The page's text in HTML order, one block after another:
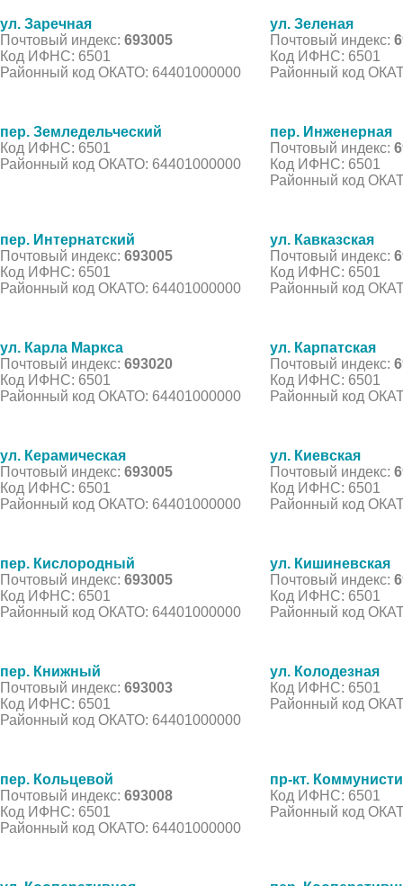
ул. Заречная
Почтовый индекс: 693005
Код ИФНС: 6501
Районный код ОКАТО: 64401000000
ул. Зеленая
Почтовый индекс:
Код ИФНС: 6501
Районный код
пер. Земледельческий
Код ИФНС: 6501
Районный код ОКАТО: 64401000000
пер. Инженерная
Почтовый индекс:
Код ИФНС: 6501
Районный код
пер. Интернатский
Почтовый индекс: 693005
Код ИФНС: 6501
Районный код ОКАТО: 64401000000
ул. Кавказская
Почтовый индекс:
Код ИФНС: 6501
Районный код
ул. Карла Маркса
Почтовый индекс: 693020
Код ИФНС: 6501
Районный код ОКАТО: 64401000000
ул. Карпатская
Почтовый индекс:
Код ИФНС: 6501
Районный код
ул. Керамическая
Почтовый индекс: 693005
Код ИФНС: 6501
Районный код ОКАТО: 64401000000
ул. Киевская
Почтовый индекс:
Код ИФНС: 6501
Районный код
пер. Кислородный
Почтовый индекс: 693005
Код ИФНС: 6501
Районный код ОКАТО: 64401000000
ул. Кишиневская
Почтовый индекс:
Код ИФНС: 6501
Районный код
пер. Книжный
Почтовый индекс: 693003
Код ИФНС: 6501
Районный код ОКАТО: 64401000000
ул. Колодезная
Код ИФНС: 6501
Районный код
пер. Кольцевой
Почтовый индекс: 693008
Код ИФНС: 6501
Районный код ОКАТО: 64401000000
пр-кт.
Код ИФНС: 6501
Районный код